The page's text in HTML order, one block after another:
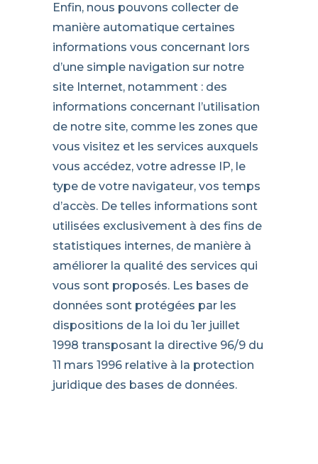
Enfin, nous pouvons collecter de
manière automatique certaines
informations vous concernant lors
d’une simple navigation sur notre
site Internet, notamment : des
informations concernant l’utilisation
de notre site, comme les zones que
vous visitez et les services auxquels
vous accédez, votre adresse IP, le
type de votre navigateur, vos temps
d’accès. De telles informations sont
utilisées exclusivement à des fins de
statistiques internes, de manière à
améliorer la qualité des services qui
vous sont proposés. Les bases de
données sont protégées par les
dispositions de la loi du 1er juillet
1998 transposant la directive 96/9 du
11 mars 1996 relative à la protection
juridique des bases de données.